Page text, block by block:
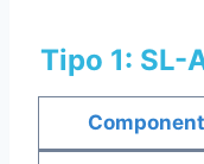
Tipo 1: SL-